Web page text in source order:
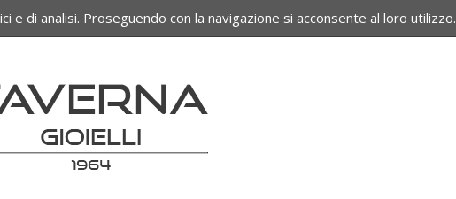
Termini e condizioni di vendita
di analisi. Proseguendo con la navigazione si acconsente al loro utilizzo.